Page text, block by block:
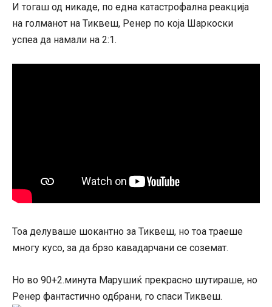
И тогаш од никаде, по една катастрофална реакција
на голманот на Тиквеш, Ренер по која Шаркоски
успеа да намали на 2:1.
Тоа делуваше шокантно за Тиквеш, но тоа траеше
многу кусо, за да брзо кавадарчани се соземат.
Но во 90+2.минута Марушиќ прекрасно шутираше, но
Ренер фантастично одбрани, го спаси Тиквеш.